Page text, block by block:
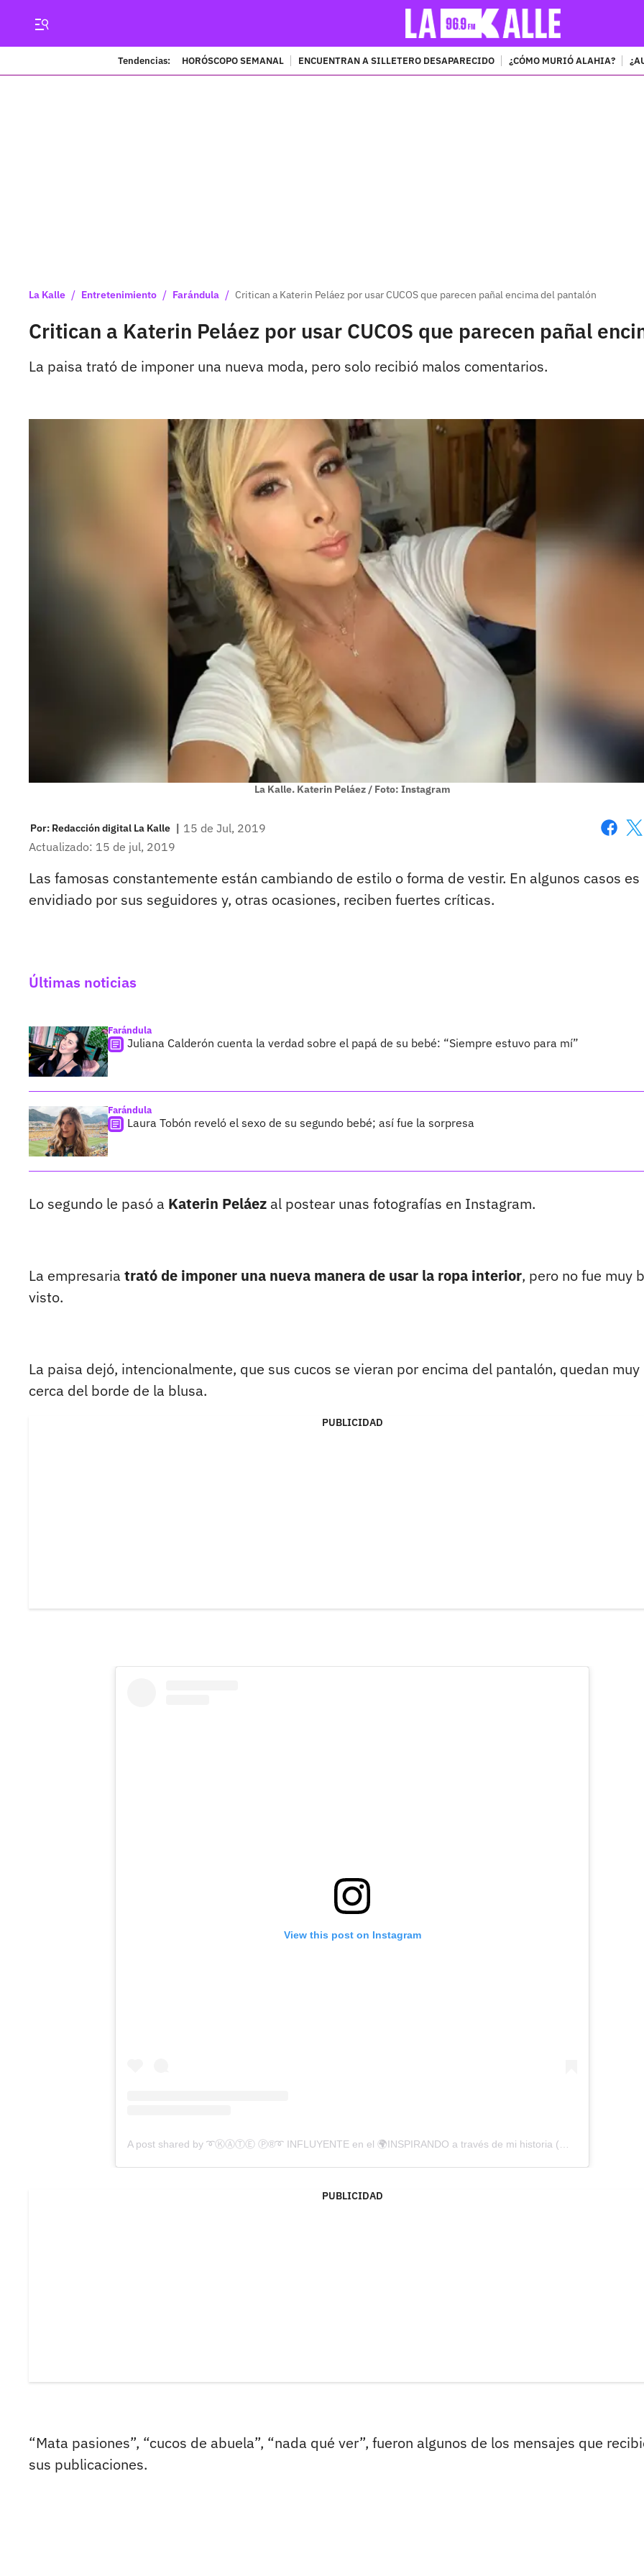
Tendencias: HORÓSCOPO SEMANAL ENCUENTRAN A SILLETERO DESAPARECIDO ¿CÓMO MURIÓ ALAHIA?
La Kalle / Entretenimiento / Farándula / Critican a Katerin Peláez por usar CUCOS que parecen pañal encima del pantalón
Critican a Katerin Peláez por usar CUCOS que parecen pañal
La paisa trató de imponer una nueva moda, pero solo recibió malos comentarios.
La Kalle. Katerin Peláez / Foto: Instagram
Por: Redacción digital La Kalle | 15 de Jul, 2019
Actualizado: 15 de jul, 2019
Las famosas constantemente están cambiando de estilo o forma de vestir. En algunos casos es
envidiado por sus seguidores y, otras ocasiones, reciben fuertes críticas.
Últimas noticias
Farándula
Juliana Calderón cuenta la verdad sobre el papá de su bebé: “Siempre estuvo para mí”
Farándula
Laura Tobón reveló el sexo de su segundo bebé; así fue la sorpresa
Lo segundo le pasó a Katerin Peláez al postear unas fotografías en Instagram.
La empresaria trató de imponer una nueva manera de usar la ropa interior, pero no fue muy
visto.
La paisa dejó, intencionalmente, que sus cucos se vieran por encima del pantalón, quedan muy
cerca del borde de la blusa.
PUBLICIDAD
View this post on Instagram
PUBLICIDAD
“Mata pasiones”, “cucos de abuela”, “nada qué ver”, fueron algunos de los mensajes que
sus publicaciones.